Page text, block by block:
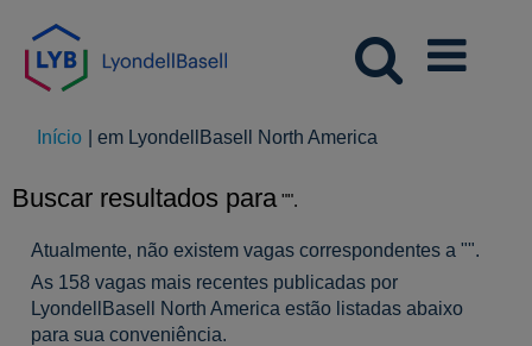
Início em LyondellBasell North America
Buscar resultados para "".
Atualmente, não existem vagas correspondentes a "".
As 158 vagas mais recentes publicadas por
LyondellBasell North America estão listadas abaixo
para sua conveniência.